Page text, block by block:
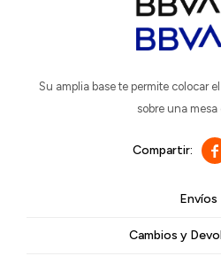
Su amplia base te permite colocar
sobre una mesa

Envíos
Cambios y